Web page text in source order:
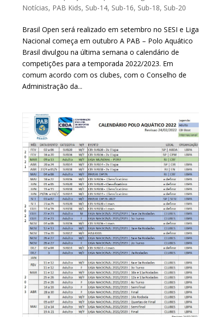
Notícias, PAB Kids, Sub-14, Sub-16, Sub-18, Sub-20
Brasil Open será realizado em setembro no SESI e Liga
Nacional começa em outubro A PAB – Polo Aquático
Brasil divulgou na última semana o calendário de
competições para a temporada 2022/2023. Em
comum acordo com os clubes, com o Conselho de
Administração da...